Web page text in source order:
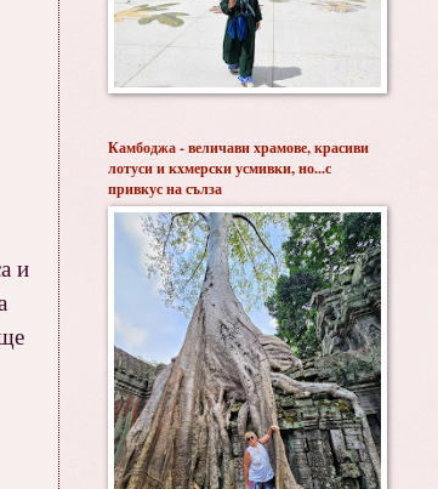
и
Камбоджа - величави храмове, красиви
лотуси и кхмерски усмивки, но...с
привкус на сълза